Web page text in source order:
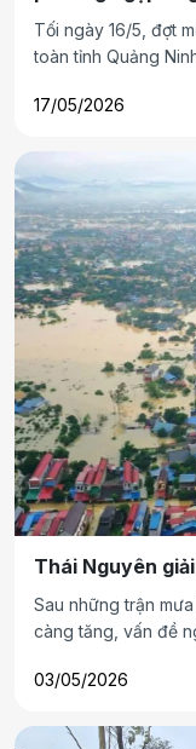
Tối ngày 16/5, đợt
toàn tỉnh Quảng
lẫn vùng nông
17/05/2026
Thái Nguyên
Sau những trận
càng tăng, vấn đề
khả năng ứng phó.
lãnh đạo tỉnh Thái
03/05/2026